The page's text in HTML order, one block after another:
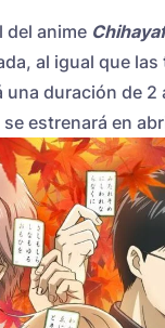
del anime
al igual que las
duración de 2
estrenará en